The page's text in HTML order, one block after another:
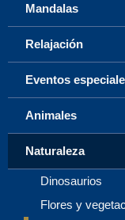
Mandalas
Relajación
Eventos
Animales
Naturaleza
Dinosaurios
Flores y